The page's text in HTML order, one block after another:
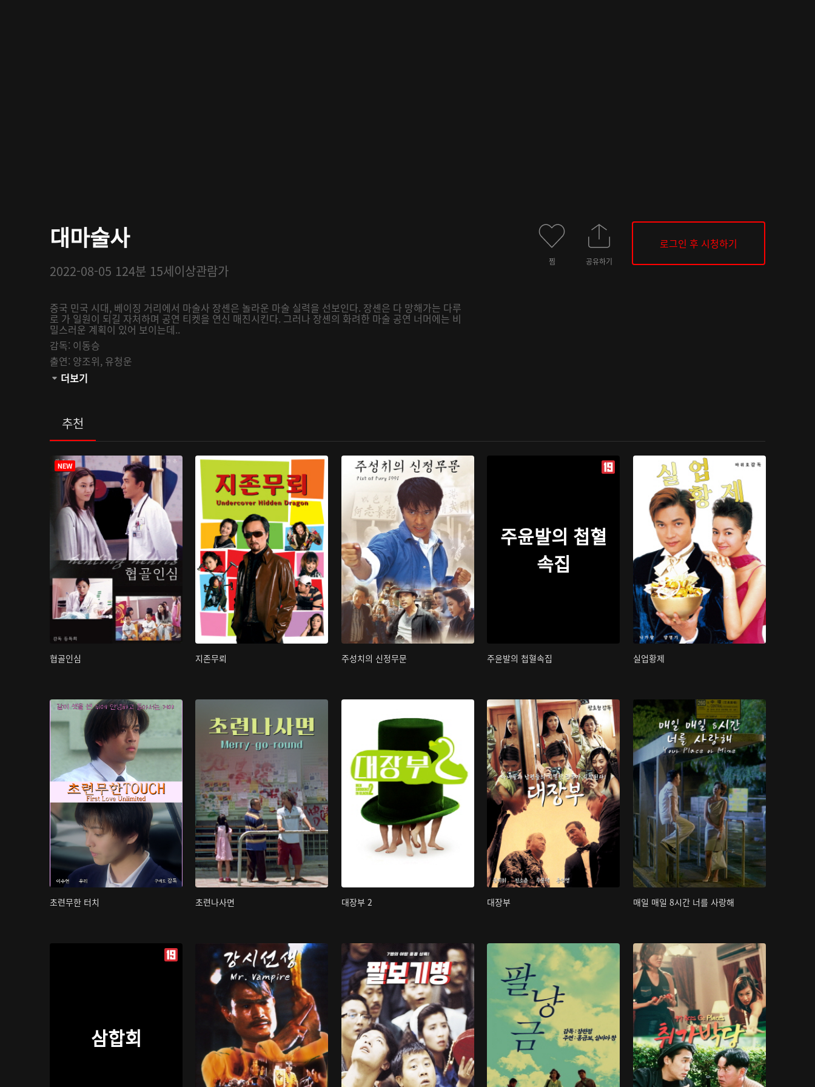
대마술사
2022-08-05 124분 15세이상관람가
중국 민국 시대, 베이징 거리에서 마술사 장셴은 놀라운 마술 실력을 선보인다. 장셴은 다 망해가는 다루
로 가 일원이 되길 자처하며 공연 티켓을 연신 매진시킨다. 그러나 장셴의 화려한 마술 공연 너머에는 비
밀스러운 계획이 있어 보이는데..
감독: 이동승
출연: 양조위, 유청운
관람등급:
더보기
찜 공유하기
로그인 후 시청하기
추천
협골인심 지존무뢰 주성치의 신정무문
주윤발의 첩혈
속집
주윤발의 첩혈속집 실업황제
초련무한 터치 초련나사면 대장부 2 대장부 매일 매일 8시간 너를 사랑해
삼합회